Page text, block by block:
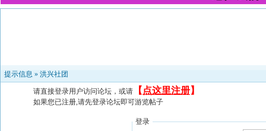
提示信息 » 洪兴社团
请直接登录用户访问论坛，或请 【 点这里注册】
如果您已注册,请先登录论坛即可游览帖子
登录